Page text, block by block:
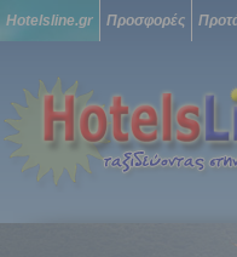
Hotelsline.gr Προσφορές